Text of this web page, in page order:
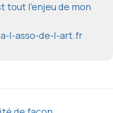
tout l'enjeu de mon
l-asso-de-l-art.fr